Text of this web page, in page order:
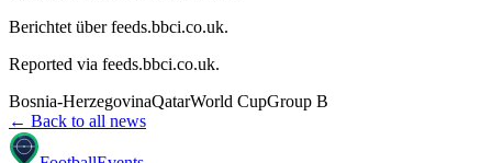
Berichtet über feeds.bbci.co.uk.
Reported via feeds.bbci.co.uk.
Bosnia-HerzegovinaQatarWorld CupGroup B
← Back to all news